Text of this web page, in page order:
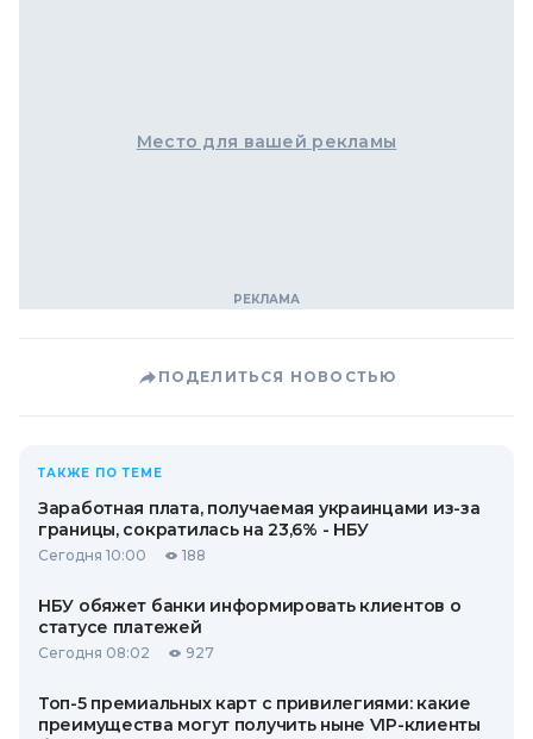
Место для вашей рекламы
ПОДЕЛИТЬСЯ НОВОСТЬЮ
ТАКЖЕ ПО ТЕМЕ
Заработная плата, получаемая украинцами из-за
границы, сократилась на 23,6% - НБУ
Сегодня 10:00 188
НБУ обяжет банки информировать клиентов о
статусе платежей
Сегодня 08:02 927
Топ-5 премиальных карт с привилегиями: какие
преимущества могут получить ныне VIP-клиенты